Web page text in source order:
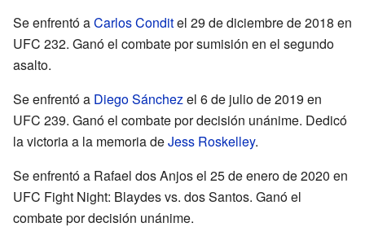
Se enfrentó aCarlos Conditel 29 de diciembre de 2018 en
UFC 232. Ganó el combate por sumisión en el segundo
asalto.
Se enfrentó a Diego Sánchezel 6 de julio de 2019 en
UFC 239. Ganó el combate por decisión unánime. Dedicó
la victoria a la memoria deJess Roskelley.
Se enfrentó a Rafael dos Anjos el 25 de enero de 2020 en
UFC Fight Night: Blaydes vs. dos Santos. Ganó el
combate por decisión unánime.